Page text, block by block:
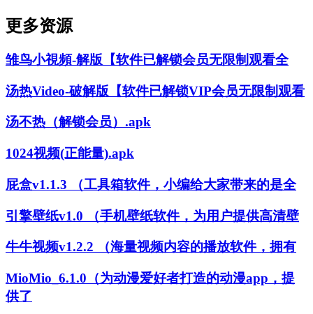
更多资源
雏鸟小視頻-解版【软件已解锁会员无限制观看全
汤热Video-破解版【软件已解锁VIP会员无限制观看
汤不热（解锁会员）.apk
1024视频(正能量).apk
屁盒v1.1.3 （工具箱软件，小编给大家带来的是全
引擎壁纸v1.0 （手机壁纸软件，为用户提供高清壁
牛牛视频v1.2.2 （海量视频内容的播放软件，拥有
MioMio_6.1.0（为动漫爱好者打造的动漫app，提
供了